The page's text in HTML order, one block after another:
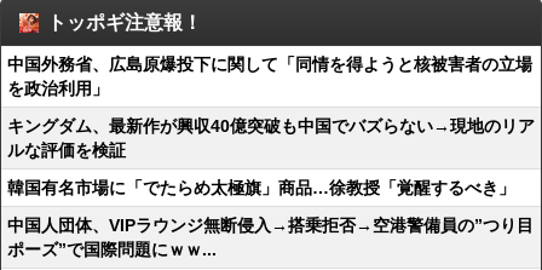
トッポギ注意報！
中国外務省、広島原爆投下に関して「同情を得ようと核被害者の立場
を政治利用」
キングダム、最新作が興収40億突破も中国でバズらない→現地のリア
ルな評価を検証
韓国有名市場に「でたらめ太極旗」商品…徐教授「覚醒するべき」
中国人団体、VIPラウンジ無断侵入→搭乗拒否→空港警備員の”つり目
ポーズ”で国際問題にｗｗ...